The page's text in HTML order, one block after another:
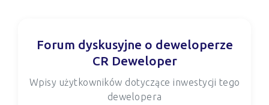
Forum dyskusyjne o deweloperze
CR Deweloper
Wpisy użytkowników dotyczące inwestycji tego
dewelopera